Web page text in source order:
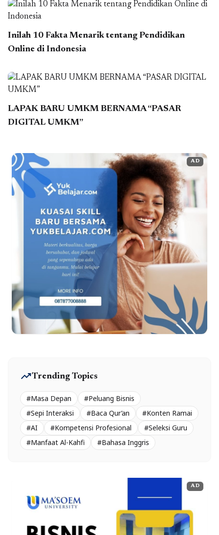
Inilah 10 Fakta Menarik tentang Pendidikan
Online di Indonesia
LAPAK BARU UMKM BERNAMA “PASAR
DIGITAL UMKM”
AD
trending_upTrending Topics
#Masa Depan
#Peluang Bisnis
#Sepi Interaksi
#Baca Qur’an
#Konten Ramai
#AI
#Kompetensi Profesional
#Seleksi Guru
#Manfaat Al-Kahfi
#Bahasa Inggris
AD